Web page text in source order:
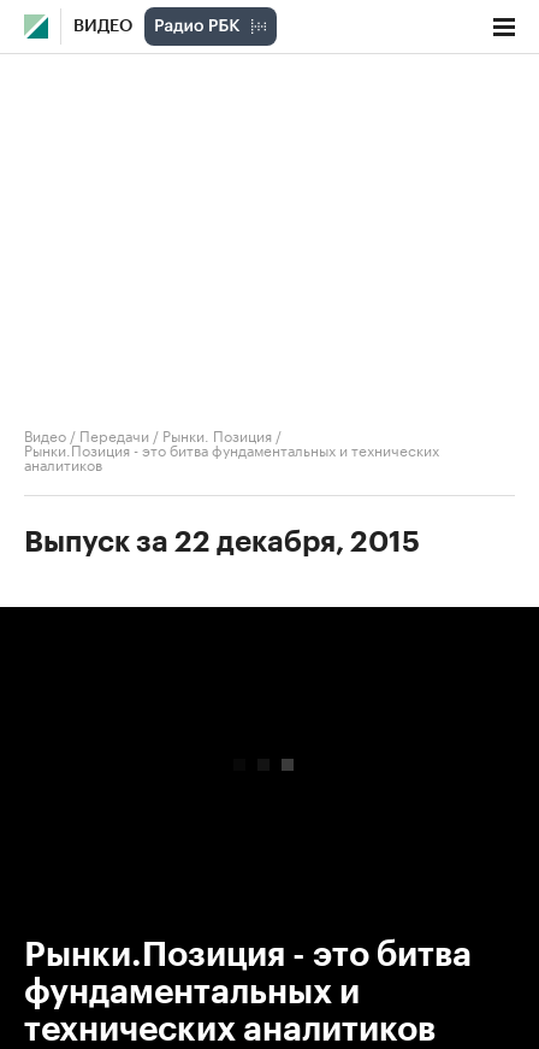
ВИДЕО
Видео / Передачи / Рынки. Позиция /
Рынки.Позиция - это битва фундаментальных и технических
аналитиков
Выпуск за 22 декабря, 2015
Рынки.Позиция - это битва
фундаментальных и
технических аналитиков